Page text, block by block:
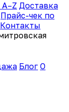
Доставка
Прайс-чек по
Контакты
Блог О